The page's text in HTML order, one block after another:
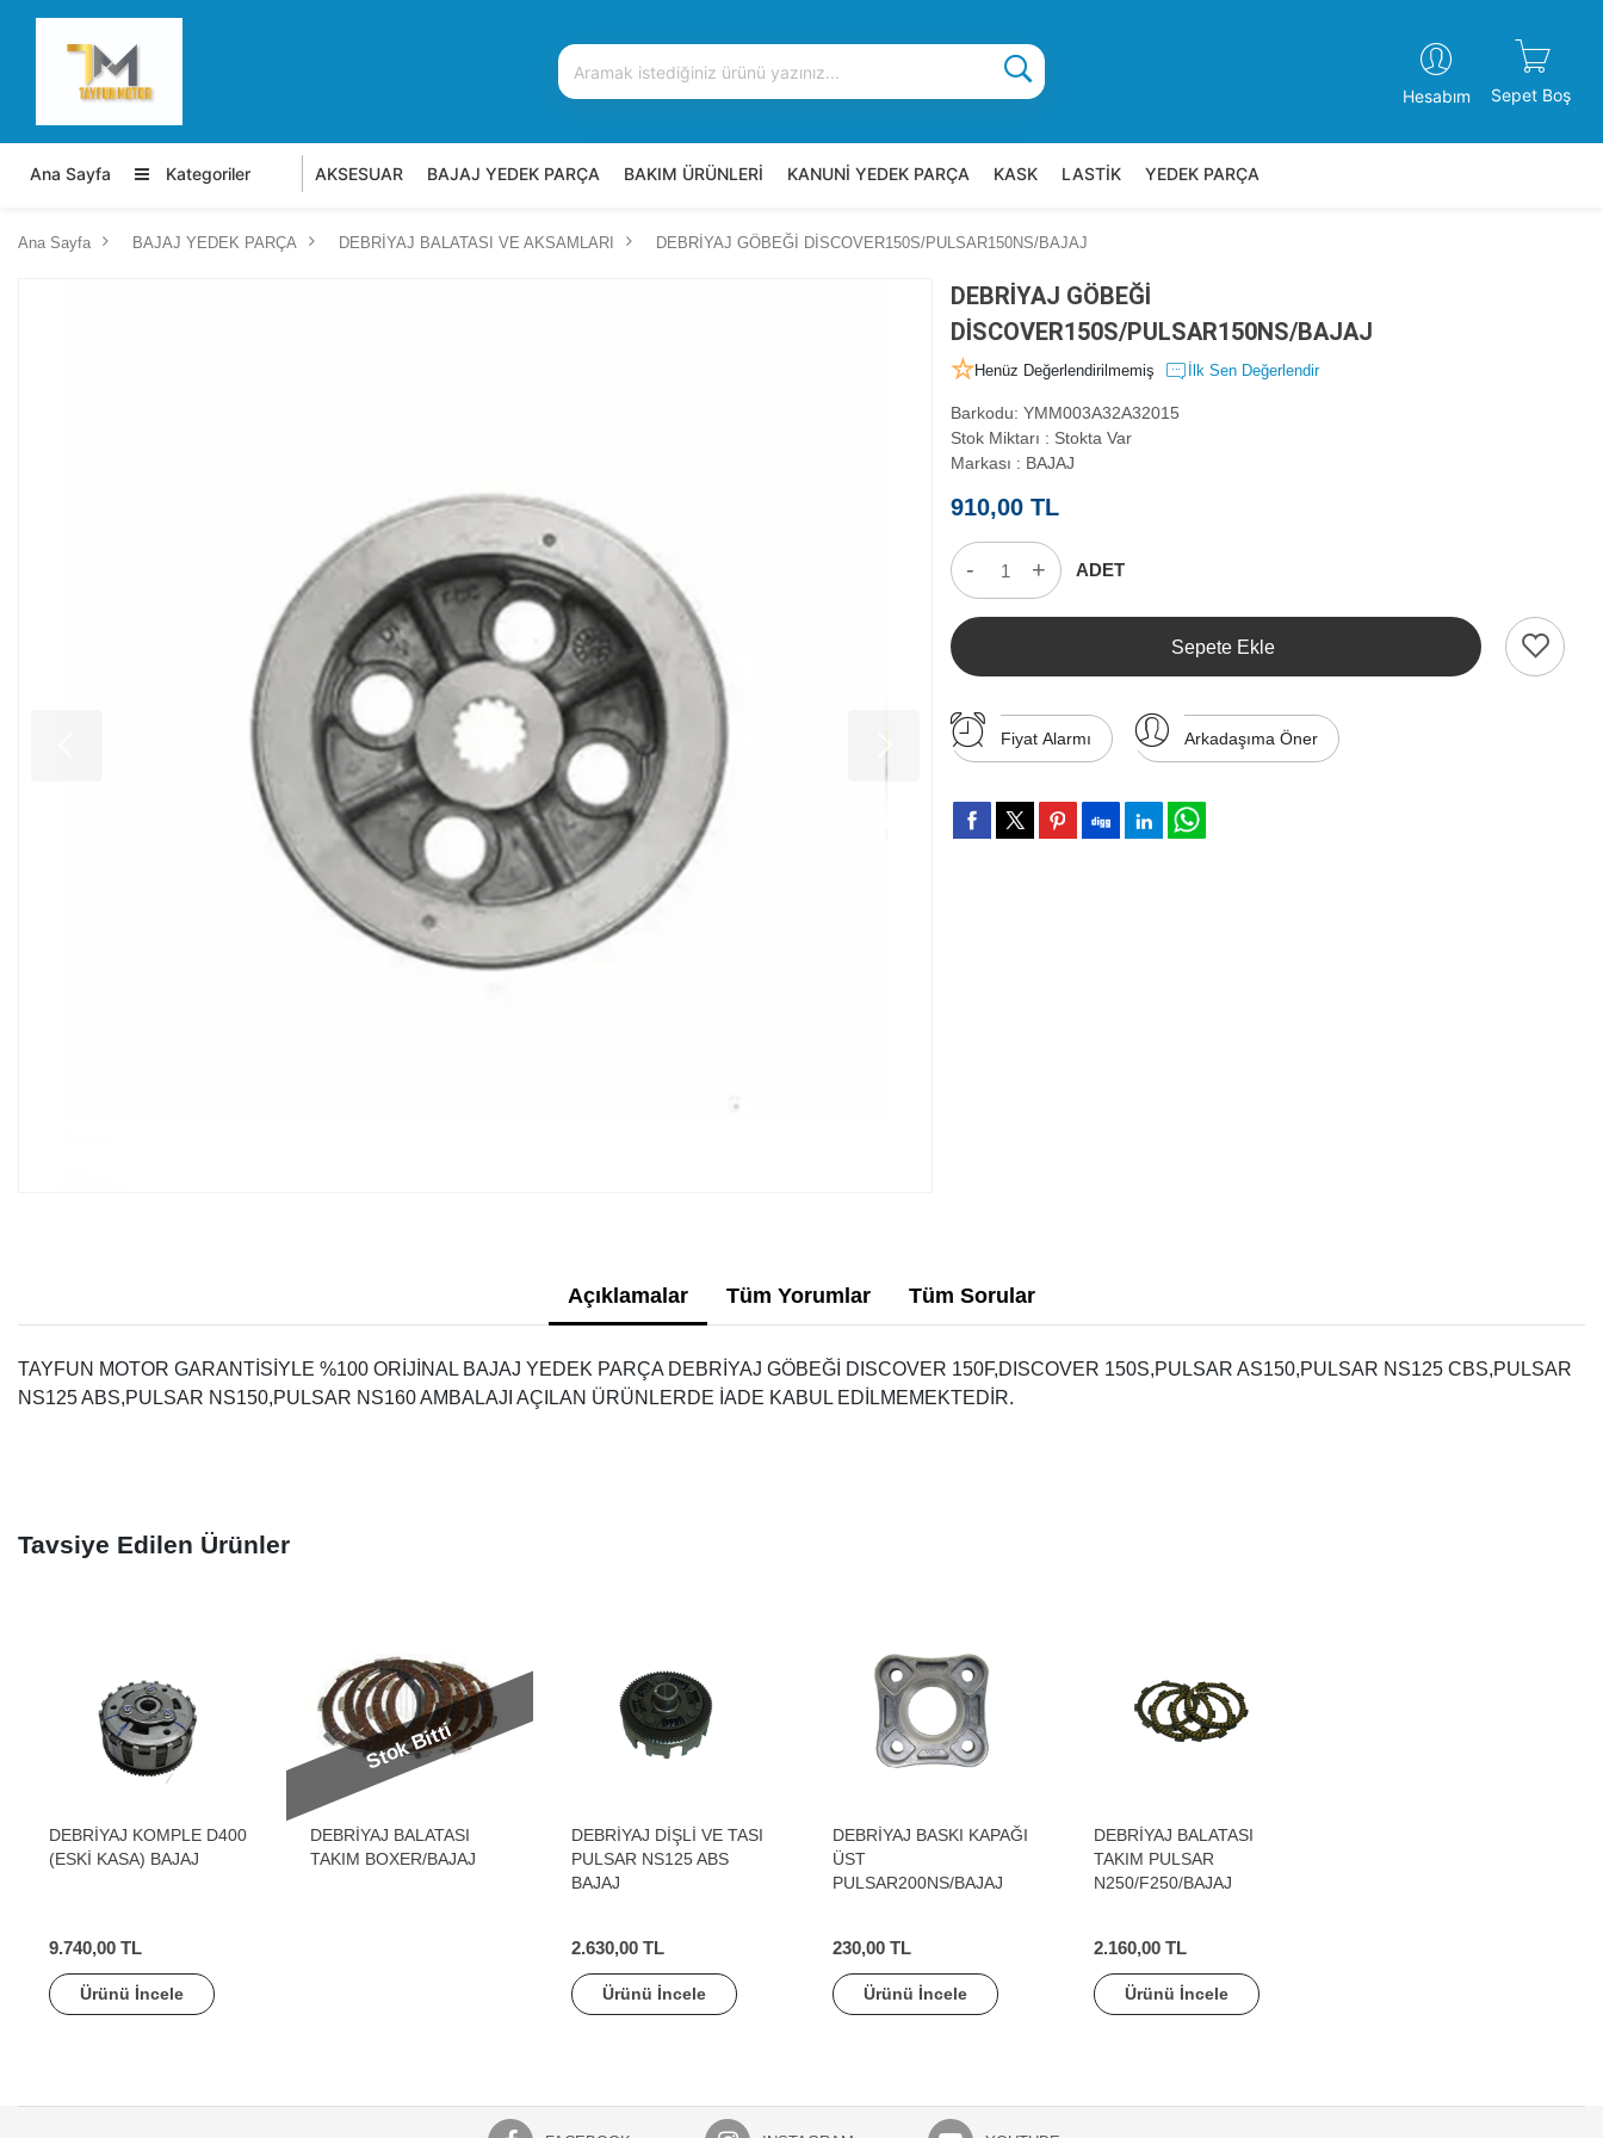
Hesabım Sepet Boş
Ana Sayfa Kategoriler AKSESUAR BAJAJ YEDEK PARÇA BAKIM ÜRÜNLERİ KANUNİ YEDEK PARÇA KASK LASTİK YEDEK PARÇA
Ana Sayfa BAJAJ YEDEK PARÇA DEBRİYAJ BALATASI VE AKSAMLARI DEBRİYAJ GÖBEĞİ DİSCOVER150S/PULSAR150NS/BAJAJ
DEBRİYAJ GÖBEĞİ
DİSCOVER150S/PULSAR150NS/BAJAJ
Henüz Değerlendirilmemiş İlk Sen Değerlendir
Barkodu: YMM003A32A32015
Stok Miktarı : Stokta Var
Markası : BAJAJ
910,00 TL
- + ADET
Sepete Ekle
Fiyat Alarmı Arkadaşıma Öner
Açıklamalar Tüm Yorumlar Tüm Sorular
TAYFUN MOTOR GARANTİSİYLE %100 ORİJİNAL BAJAJ YEDEK PARÇA DEBRİYAJ GÖBEĞİ DISCOVER 150F,DISCOVER 150S,PULSAR AS150,PULSAR NS125 CBS,PULSAR
NS125 ABS,PULSAR NS150,PULSAR NS160 AMBALAJI AÇILAN ÜRÜNLERDE İADE KABUL EDİLMEMEKTEDİR.
Tavsiye Edilen Ürünler
DEBRİYAJ KOMPLE D400
(ESKİ KASA) BAJAJ
9.740,00 TL
Ürünü İncele
Stok Bitti
DEBRİYAJ BALATASI
TAKIM BOXER/BAJAJ
DEBRİYAJ DİŞLİ VE TASI
PULSAR NS125 ABS
BAJAJ
2.630,00 TL
Ürünü İncele
DEBRİYAJ BASKI KAPAĞI
ÜST
PULSAR200NS/BAJAJ
230,00 TL
Ürünü İncele
DEBRİYAJ BALATASI
TAKIM PULSAR
N250/F250/BAJAJ
2.160,00 TL
Ürünü İncele